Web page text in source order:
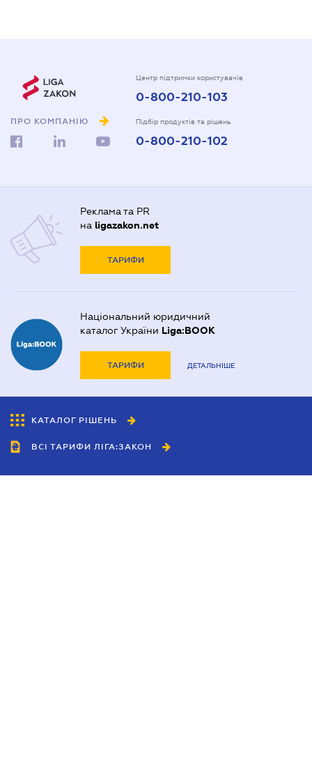
ПРО КОМПАНІЮ
Центр підтримки користувачів
0-800-210-103
Підбір продуктів та рішень
0-800-210-102
Реклама та PR
на ligazakon.net
ТАРИФИ
Національний юридичний
каталог України Liga:BOOK
ТАРИФИ ДЕТАЛЬНІШЕ
КАТАЛОГ РІШЕНЬ
ВСІ ТАРИФИ ЛІГА:ЗАКОН